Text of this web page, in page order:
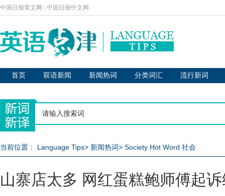
中国日报英文网 中国日报中文网
首页 双语新闻 新闻热词 分类词汇 流行新词
当前位置： Language Tips> 新闻热词> Society Hot Word 社会
山寨店太多 网红蛋糕鲍师傅起